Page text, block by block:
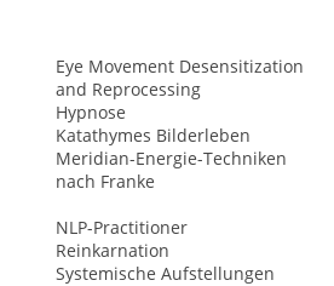
Eye Movement Desensitization
and Reprocessing
Hypnose
Katathymes Bilderleben
Meridian-Energie-Techniken
nach Franke
NLP-Practitioner
Reinkarnation
Systemische Aufstellungen